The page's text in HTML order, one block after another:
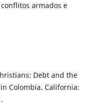
armados e
Debt and the
Colombia. California: